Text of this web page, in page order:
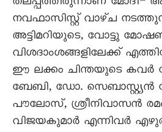
നവഫാസിസ്റ്റ് വാഴ്ച
അട്ടിമറിയുടെ, വോട്ടു
വിശദാംശങ്ങളിലേക്ക്
ഈ ലക്കം ചിന്തയുടെ കവർ
ബേബി, ഡോ. സെബാസ്റ്റ്യൻ
പൗലോസ്, ശ്രീനിവാസൻ
വിജയകുമാർ എന്നിവർ